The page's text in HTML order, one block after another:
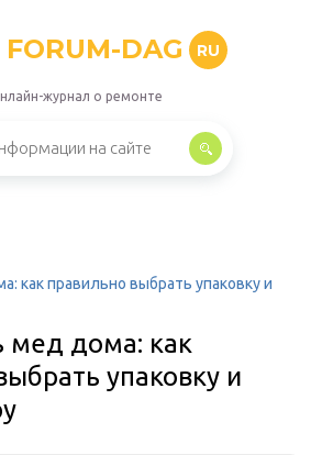
FORUM-DAG RU
журнал о ремонте
как правильно выбрать упаковку и
мед дома: как
упаковку и